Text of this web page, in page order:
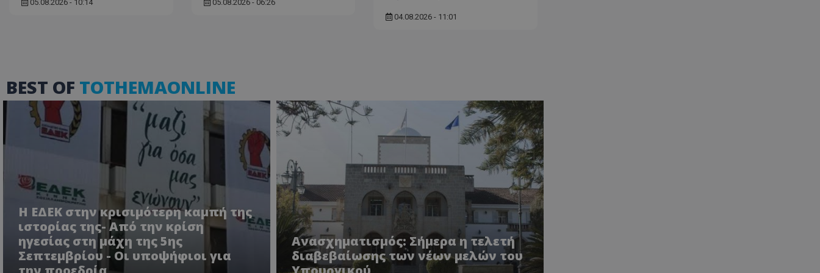
05.08.2026 - 10:14 05.08.2026 - 06:26
04.08.2026 - 11:01
BEST OF TOTHEMAONLINE
Η ΕΔΕΚ στην κρισιμότερη καμπή της
ιστορίας της- Από την κρίση
ηγεσίας στη μάχη της 5ης
Σεπτεμβρίου - Οι υποψήφιοι για
Ανασχηματισμός: Σήμερα η τελετή
διαβεβαίωσης των νέων μελών του
δευτερόλεπτα
έχει δει ο τελικός χρήστης πριν
επισκεφθεί τον εν λόγω ιστότοπο.
msToken
1 εβδομάδα 3
μέρες
Αυτό το cookie χρησιμοποιείται
για σκοπούς ταυτοποίησης και
ασφάλειας, εξασφαλίζοντας ότι οι
χρήστες παραμένουν συνδεδεμένοι
και τα δεδομένα τους είναι
εξασφαλισμένα καθώς
περιηγούνται μέσω της
ιστοσελίδας ή αλληλεπιδρούν με
τις υπηρεσίες της.
CookieScriptConsent
www.tothemaonline.com
4 εβδομάδες
2 μέρες
Αυτό το cookie χρησιμοποιείται
από την υπηρεσία Cookie-
Script.com για να θυμάται τις
προτιμήσεις συναίνεσης cookie
επισκέπτη Είναι απαραίτητο το
banner cookie Cookie-Script.com
να λειτουργεί σωστά.